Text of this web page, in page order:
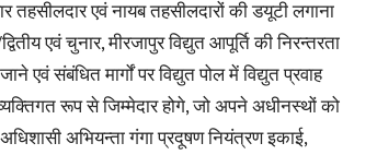
तहसीलदार एवं नायब तहसीलदारों की डयूटी लगाना
एवं चुनार, मीरजापुर विद्युत आपूर्ति की निरन्तरता
एवं संबंधित मार्गों पर विद्युत पोल में विद्युत प्रवाह
रूप से जिम्मेदार होगे, जो अपने अधीनस्थों को
अभियन्ता गंगा प्रदूषण नियंत्रण इकाई,